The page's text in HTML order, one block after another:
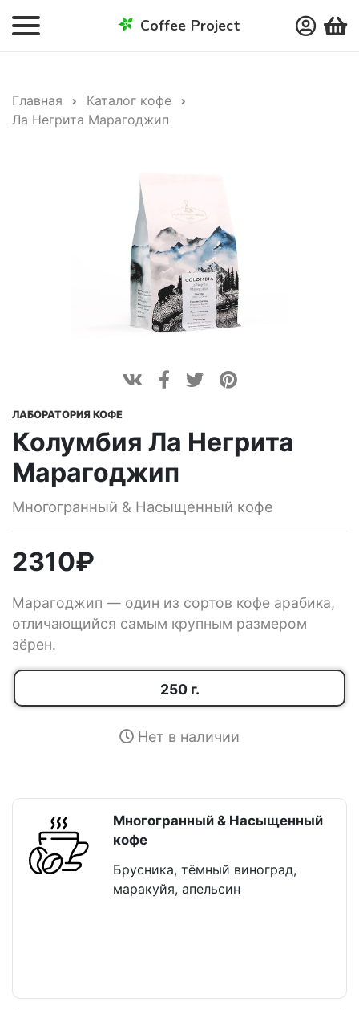
Coffee Project
Главная
Каталог кофе
Ла Негрита Марагоджип
ЛАБОРАТОРИЯ КОФЕ
Колумбия Ла Негрита
Марагоджип
Многогранный & Насыщенный кофе
2310₽
Марагоджип — один из сортов кофе арабика,
отличающийся самым крупным размером
зёрен.
250 г.
Нет в наличии
Многогранный & Насыщенный
кофе
Брусника, тёмный виноград,
маракуйя, апельсин